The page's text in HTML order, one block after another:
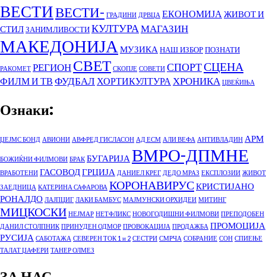
ВЕСТИВЕСТИ- ГРАДИНИ ДРВЦА ЕКОНОМИЈА ЖИВОТ И
СТИЛЗАНИМЛИВОСТИКУЛТУРА МАГАЗИН
МАКЕДОНИЈА МУЗИКА НАШ ИЗБОРПОЗНАТИ
РАКОМЕТ РЕГИОНСВЕТ СКОПЈЕ СОВЕТИ СПОРТСЦЕНА
ФИЛМ И ТВ ФУДБАЛ ХОРТИКУЛТУРА ХРОНИКА ЦВЕЌИЊА
Ознаки:
ЏЕЈМС БОНД АВИОНИ АВФРЕД ГИСЛАСОН АД ЕСМ АЛИ ВЕФА АНТИВЛАДИН АРМ
БОЖИЌНИ ФИЛМОВИ БРАК БУГАРИЈА ВМРО-ДПМНЕ
ВРАБОТЕНИ ГАСОВОДГРЦИЈА ДАНИЕЛ КРЕГ ДЕДО МРАЗ ЕКСПЛОЗИИ ЖИВОТ
ЗАЕДНИЦА КАТЕРИНА САФАРОВА КОРОНАВИРУСКРИСТИЈАНО
РОНАЛДО ЛАЈПЦИГ ЛАКИ БАМБУС МАЈМУНСКИ ОРХИДЕИ МИТИНГ
МИЦКОСКИ НЕЈМАР НЕТФЛИКС НОВОГОДИШНИ ФИЛМОВИ ПРЕПОДОБЕН
ДАНИЛ СТОЛПНИК ПРИНУДЕН ОДМОР ПРОВОКАЦИЈА ПРОДАЖБА ПРОМОЦИЈА
РУСИЈА САБОТАЖА СЕВЕРЕН ТОК 1 и 2 СЕСТРИ СМРЧА СОБРАНИЕ СОН СПИЕЊЕ
ТАЛАТ ЏАФЕРИ ТАНЕР ОЛМЕЗ